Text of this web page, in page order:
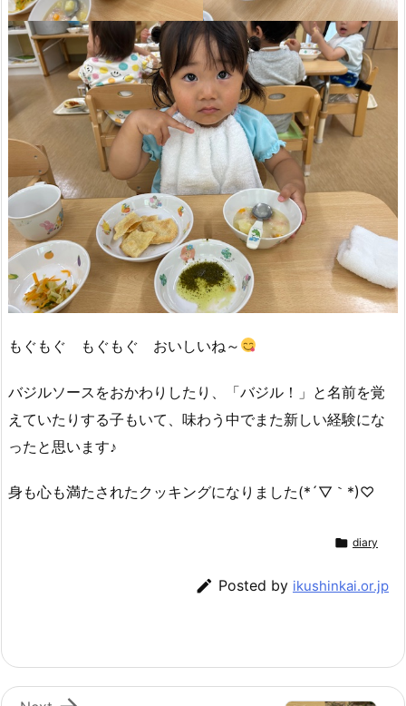
もぐもぐ もぐもぐ おいしいね～
バジルソースをおかわりしたり、「バジル！」と名前を覚
えていたりする子もいて、味わう中でまた新しい経験にな
ったと思います♪
身も心も満たされたクッキングになりました(*´▽｀*)♡
 diary
 Posted by ikushinkai.or.jp